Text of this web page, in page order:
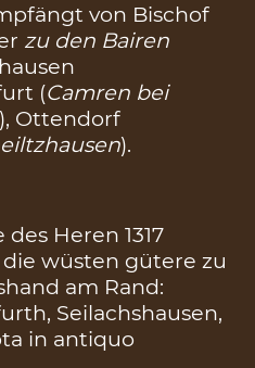
von Bischof
zu den Bairen
(Camren bei
), Ottendorf
).
Heren 1317
wüsten gütere zu
am Rand:
Seilachshausen,
in antiquo